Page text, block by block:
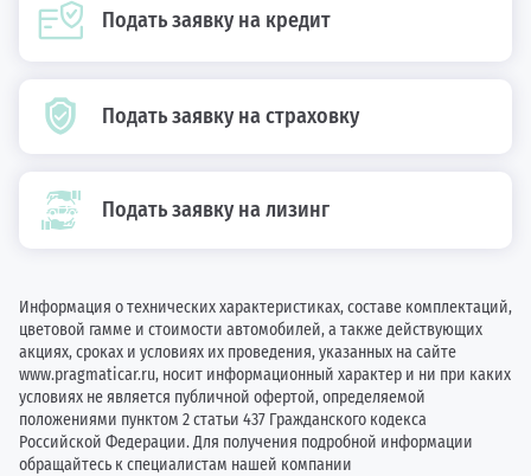
Подать заявку на кредит
Подать заявку на страховку
Подать заявку на лизинг
Информация о технических характеристиках, составе комплектаций,
цветовой гамме и стоимости автомобилей, а также действующих
акциях, сроках и условиях их проведения, указанных на сайте
www.pragmaticar.ru, носит информационный характер и ни при каких
условиях не является публичной офертой, определяемой
положениями пунктом 2 статьи 437 Гражданского кодекса
Российской Федерации. Для получения подробной информации
обращайтесь к специалистам нашей компании